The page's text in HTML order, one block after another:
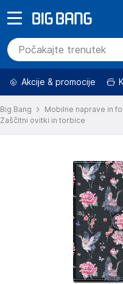
Akcije & promocije
Big Bang Mobilne naprave in
Zaščitni ovitki in torbice